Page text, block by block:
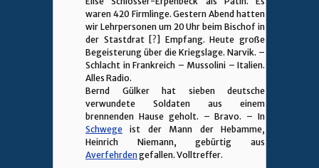
waren 420 Firmlinge. Gestern Abend hatten
wir Lehrpersonen um 20 Uhr beim Bischof in
der Stastdrat [?] Empfang. Heute große
Begeisterung über die Kriegslage. Narvik. –
Schlacht in Frankreich – Mussolini – Italien.
Alles Radio.
Bernd Gülker hat sieben deutsche
verwundete Soldaten aus einem
brennenden Hause geholt. – Bravo. – In
Schwege ist der Mann der Hebamme,
Heinrich Niemann, gebürtig aus
Averfehrdengefallen. Volltreffer.